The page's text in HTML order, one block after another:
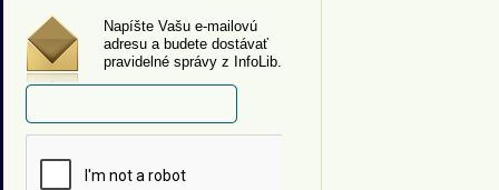
Napíšte Vašu e-mailovú
adresu a budete dostávať
pravidelné správy z InfoLib.